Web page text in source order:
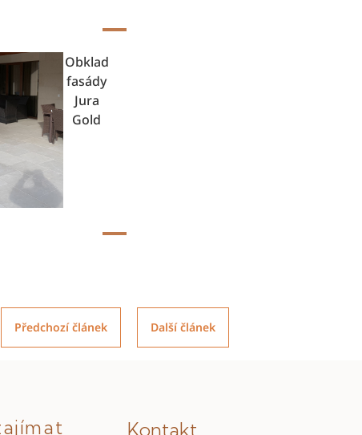
Obklad
fasády
Jura
Gold
Předchozí článek Další článek
Kontakt